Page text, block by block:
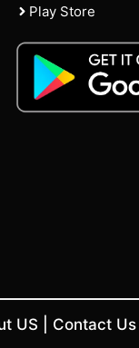
Play Store
US Contact Us